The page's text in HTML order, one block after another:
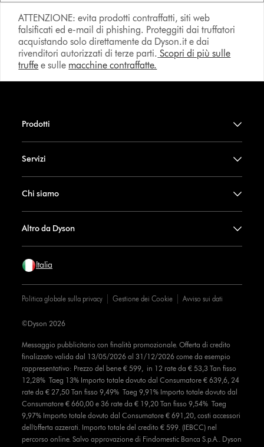
ATTENZIONE: evita prodotti contraffatti, siti web
falsificati ed e-mail di phishing. Proteggiti dai truffatori
acquistando solo direttamente da Dyson.it e dai
rivenditori autorizzati di terze parti. Scopri di più sulle
truffe e sulle macchine contraffatte.
Prodotti
Servizi
Chi siamo
Altro da Dyson
Italia
Politica globale sulla privacy Gestione dei Cookie Avviso sui dati
Messaggio pubblicitario con finalità promozionale. Offerta di credito
finalizzato valida dal 13/05/2026 al 31/12/2026 come da esempio
rappresentativo: Prezzo del bene € 599, in 12 rate da € 53,3 Tan fisso
12,28% Taeg 13% Importo totale dovuto dal Consumatore € 639,6, 24
rate da € 27,50 Tan fisso 9,49% Taeg 9,91% Importo totale dovuto dal
Consumatore € 660,00 e 36 rate da € 19,20 Tan fisso 9,54% Taeg
9,97% Importo totale dovuto dal Consumatore € 691,20, costi accessori
dell’offerta azzerati. Importo totale del credito € 599. (IEBCC) nel
percorso online. Salvo approvazione di Findomestic Banca S.p.A.. Dyson
©Dyson 2026